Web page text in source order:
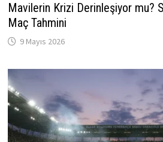
Mavilerin Krizi Derinleşiyor mu?
Maç Tahmini
9 Mayıs 2026